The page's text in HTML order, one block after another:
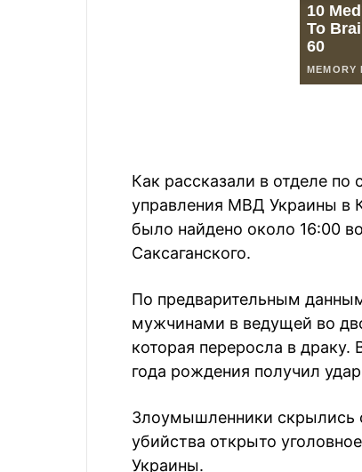
Как рассказали в отделе
управления МВД Украины в
было найдено около 16:00
Саксаганского.
По предварительным
мужчинами в ведущей во
которая переросла в драку.
года рождения получил
Злоумышленники скрылись
убийства открыто
Украины.